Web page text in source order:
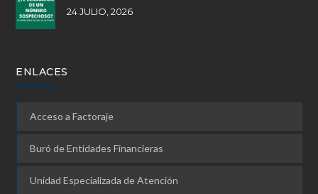
24 JULIO, 2026
ENLACES
Acceso a Factoraje
Buró de Entidades Financieras
Unidad Especializada de Atención